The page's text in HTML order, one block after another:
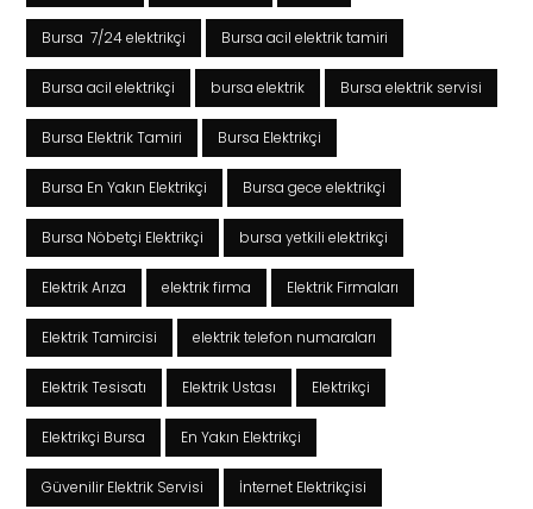
Bursa 7/24 elektrikçi Bursa acil elektrik tamiri
Bursa acil elektrikçi bursa elektrik Bursa elektrik servisi
Bursa Elektrik Tamiri Bursa Elektrikçi
Bursa En Yakın Elektrikçi Bursa gece elektrikçi
Bursa Nöbetçi Elektrikçi bursa yetkili elektrikçi
Elektrik Arıza elektrik firma Elektrik Firmaları
Elektrik Tamircisi elektrik telefon numaraları
Elektrik Tesisatı Elektrik Ustası Elektrikçi
Elektrikçi Bursa En Yakın Elektrikçi
Güvenilir Elektrik Servisi İnternet Elektrikçisi